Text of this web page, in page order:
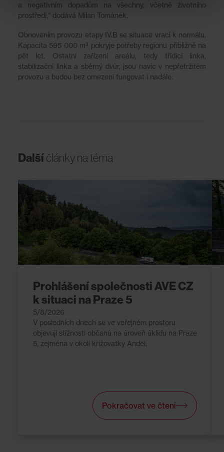
a negativním dopadům na všechny, včetně životního
prostředí,“ dodává Milan Tománek.
Obnovením provozu etapy IV.B se situace vrací k normálu.
Kapacita 595 000 m³ pokryje potřeby regionu přibližně na
pět let. Ostatní zařízení areálu, tedy třídicí linka,
stabilizační linka a sběrný dvůr, jsou navíc v nepřetržitém
provozu a budou bez omezení fungovat i nadále.
Dalšíčlánkynatéma
Prohlášení společnosti AVE CZ
k situaci na Praze 5
5/8/2026
V posledních dnech se ve veřejném prostoru
objevují stížnosti občanů na úroveň úklidu na Praze
5, zejména v okolí křižovatky Anděl.
Pokračovat ve čtení